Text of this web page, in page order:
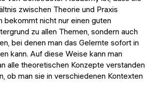
zwischen Theorie und Praxis
bekommt nicht nur einen guten
zu allen Themen, sondern auch
bei denen man das Gelernte sofort in
kann. Auf diese Weise kann man
alle theoretischen Konzepte verstanden
ob man sie in verschiedenen Kontexten